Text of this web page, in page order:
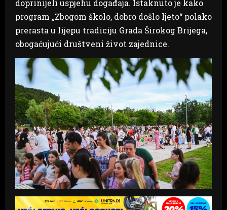
doprinijeli uspjehu događaja. Istaknuto je kako
program „Zbogom školo, dobro došlo ljeto“ polako
prerasta u lijepu tradiciju Grada Širokog Brijega,
obogaćujući društveni život zajednice.